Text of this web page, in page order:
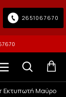
2651067670
Εκτυπωτή Μαύρο